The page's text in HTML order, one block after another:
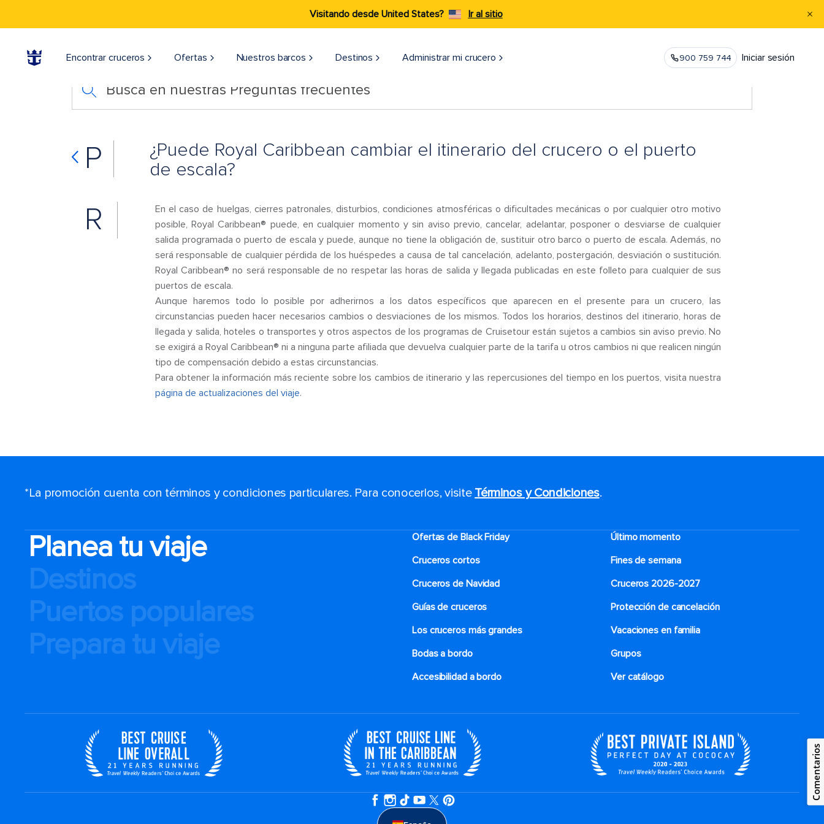
Visitando desde United States? Ir al sitio
Encontrar cruceros Ofertas Nuestros barcos Destinos Administrar mi crucero 900 759 744 Iniciar sesión
Busca en nuestras Preguntas frecuentes
P
¿Puede Royal Caribbean cambiar el itinerario del crucero o el puerto
de escala?
R
En el caso de huelgas, cierres patronales, disturbios, condiciones atmosféricas o dificultades mecánicas o por cualquier otro motivo
posible, Royal Caribbean® puede, en cualquier momento y sin aviso previo, cancelar, adelantar, posponer o desviarse de cualquier
salida programada o puerto de escala y puede, aunque no tiene la obligación de, sustituir otro barco o puerto de escala. Además, no
será responsable de cualquier pérdida de los huéspedes a causa de tal cancelación, adelanto, postergación, desviación o sustitución.
Royal Caribbean® no será responsable de no respetar las horas de salida y llegada publicadas en este folleto para cualquier de sus
puertos de escala.
Aunque haremos todo lo posible por adherirnos a los datos específicos que aparecen en el presente para un crucero, las
circunstancias pueden hacer necesarios cambios o desviaciones de los mismos. Todos los horarios, destinos del itinerario, horas de
llegada y salida, hoteles o transportes y otros aspectos de los programas de Cruisetour están sujetos a cambios sin aviso previo. No
se exigirá a Royal Caribbean® ni a ninguna parte afiliada que devuelva cualquier parte de la tarifa u otros cambios ni que realicen ningún
tipo de compensación debido a estas circunstancias.
Para obtener la información más reciente sobre los cambios de itinerario y las repercusiones del tiempo en los puertos, visita nuestra
página de actualizaciones del viaje.
*La promoción cuenta con términos y condiciones particulares. Para conocerlos, visite Términos y Condiciones.
Planea tu viaje
Destinos
Puertos populares
Prepara tu viaje
Ofertas de Black Friday
Último momento
Cruceros cortos
Fines de semana
Cruceros de Navidad
Cruceros 2026-2027
Guías de cruceros
Protección de cancelación
Los cruceros más grandes
Vacaciones en familia
Bodas a bordo
Grupos
Accesibilidad a bordo
Ver catálogo
Comentarios